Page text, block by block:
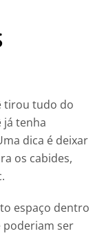
tirou tudo do
já tenha
dica é deixar
os cabides,
espaço dentro
ser